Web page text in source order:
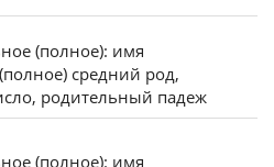
(полное): имя
средний род,
родительный падеж
(полное): имя